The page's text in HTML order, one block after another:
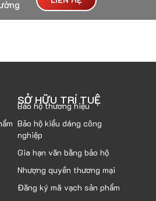
SỞ HỮU TRÍ TUỆ
Bảo hộ thương hiệu
Bảo hộ kiểu dáng công
nghiệp
Gia hạn văn bằng bảo hộ
Nhượng quyền thương mại
Đăng ký mã vạch sản phẩm